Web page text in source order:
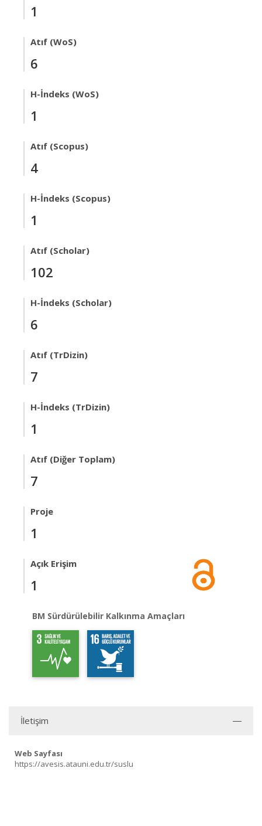
1
Atıf (WoS)
6
H-İndeks (WoS)
1
Atıf (Scopus)
4
H-İndeks (Scopus)
1
Atıf (Scholar)
102
H-İndeks (Scholar)
6
Atıf (TrDizin)
7
H-İndeks (TrDizin)
1
Atıf (Diğer Toplam)
7
Proje
1
Açık Erişim
1
BM Sürdürülebilir Kalkınma Amaçları
İletişim
Web Sayfası
https://avesis.atauni.edu.tr/suslu